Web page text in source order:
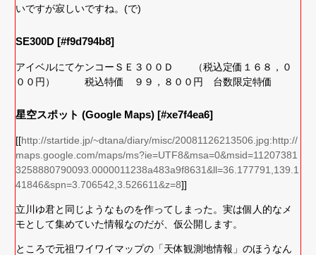
いですが寂しいですね。(で)
SE300D [#f9d794b8]
アイベルにてケンコーＳＥ３００Ｄ （税込定価１６８，０
００円） 税込特価 ９９，８００円 台数限定特価
星空スポット (Google Maps) [#xe7f4ea6]
[[http://startide.jp/~dtana/diary/misc/20081126213506.jpg:http://
maps.google.com/maps/ms?ie=UTF8&msa=0&msid=11207381
3258880790093.0000011238a483a9f8631&ll=36.177791,139.1
41846&spn=3.706542,3.526611&z=8]]
立川ゆ君と同じようなものを作ってしまった。実は個人的なメ
モとして集めていた情報なのだが、仮公開します。
ところで元祖ワイワイマップの「天体観測地情報」のほうなん